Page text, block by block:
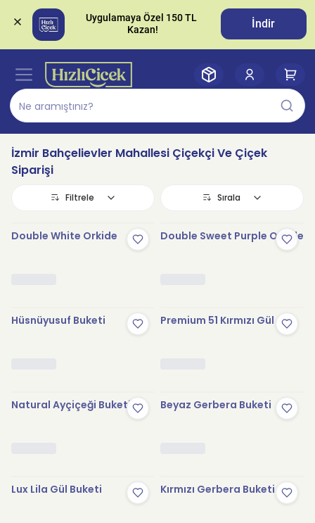
Uygulamaya Özel 150 TL
İndir
İzmir Bahçelievler Mahallesi Çiçekçi Ve Çiçek
Siparişi
Filtrele Sırala
Double White Orkide Double Sweet Purple Orkide
Hüsnüyusuf Buketi Premium 51 Kırmızı Gül
Natural Ayçiçeği Buketi Beyaz Gerbera Buketi
Lux Lila Gül Buketi Kırmızı Gerbera Buketi